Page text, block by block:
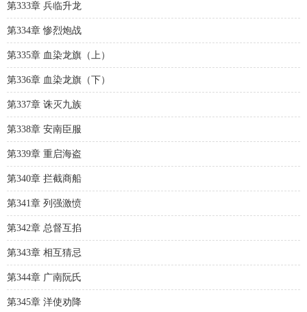
第333章 兵临升龙
第334章 惨烈炮战
第335章 血染龙旗（上）
第336章 血染龙旗（下）
第337章 诛灭九族
第338章 安南臣服
第339章 重启海盗
第340章 拦截商船
第341章 列强激愤
第342章 总督互掐
第343章 相互猜忌
第344章 广南阮氏
第345章 洋使劝降